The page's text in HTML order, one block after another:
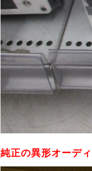
純正の異形オーデ